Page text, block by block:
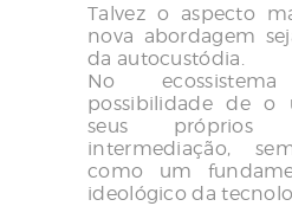
Talvez o aspecto
nova abordagem
da autocustódia.
No
possibilidade de o
seus próprios
intermediação,
como um
ideológico da